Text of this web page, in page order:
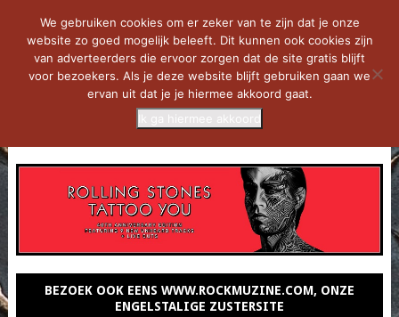
BEZOEK OOK EENS WWW.ROCKMUZINE.COM, ONZE
ENGELSTALIGE ZUSTERSITE
We gebruiken cookies om er zeker van te zijn dat je onze
website zo goed mogelijk beleeft. Dit kunnen ook cookies zijn
van adverteerders die ervoor zorgen dat de site gratis blijft
voor bezoekers. Als je deze website blijft gebruiken gaan we
ervan uit dat je je hiermee akkoord gaat.
Ik ga hiermee akkoord